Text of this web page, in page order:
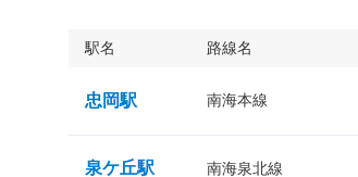
駅名 路線名
忠岡駅 南海本線
泉ケ丘駅 南海泉北線